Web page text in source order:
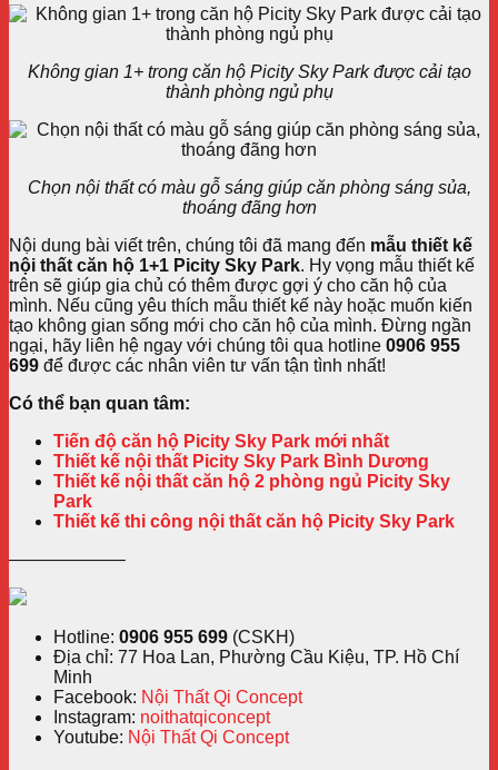
Không gian 1+ trong căn hộ Picity Sky Park được cải tạo
thành phòng ngủ phụ
Chọn nội thất có màu gỗ sáng giúp căn phòng sáng sủa,
thoáng đãng hơn
Nội dung bài viết trên, chúng tôi đã mang đến mẫu thiết kế
nội thất căn hộ 1+1 Picity Sky Park. Hy vọng mẫu thiết kế
trên sẽ giúp gia chủ có thêm được gợi ý cho căn hộ của
mình. Nếu cũng yêu thích mẫu thiết kế này hoặc muốn kiến
tạo không gian sống mới cho căn hộ của mình. Đừng ngần
ngại, hãy liên hệ ngay với chúng tôi qua hotline 0906 955
699 để được các nhân viên tư vấn tận tình nhất!
Có thể bạn quan tâm:
Tiến độ căn hộ Picity Sky Park mới nhất
Thiết kế nội thất Picity Sky Park Bình Dương
Thiết kế nội thất căn hộ 2 phòng ngủ Picity Sky
Park
Thiết kế thi công nội thất căn hộ Picity Sky Park
——————–
Hotline: 0906 955 699 (CSKH)
Địa chỉ: 77 Hoa Lan, Phường Cầu Kiệu, TP. Hồ Chí
Minh
Facebook: Nội Thất Qi Concept
Instagram: noithatqiconcept
Youtube: Nội Thất Qi Concept